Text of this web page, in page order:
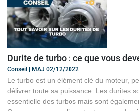
Durite de turbo : ce que vous
Conseil | MAJ 02/12/2022
Le turbo est un élément clé du moteur,
délivrer toute sa puissance. Les durites
essentielle des turbos mais sont